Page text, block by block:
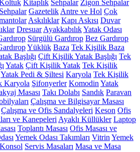
Kitaplık Sehpalar Zigon Sehpalar
Gazetelik Antre ve Hol Çok
Askılıklar Kapı Askısı Duvar
Dresuar AyakkabılıkYatak Odası
Sürgülü Gardırop Bez Gardırop
Yüklük Baza Tek Kişilik Baza
Başlığı Çift Kişilik Yatak Başlığı Tek
Yatak Çift Kişilik Yatak Tek Kişilik
Yatak Pedi & Şiltesi Karyola Tek Kişilik
Karyola Şifonyerler Komodin Yatak
Masası Takı Dolabı Sandık Paravan
Çalışma ve Bilgisayar Masası
Çalışma ve Ofis Sandalyeleri Keson Ofis
ve Kanepeleri Ayaklı Küllükler Laptop
Toplantı Masası Ofis Masası ve
Yemek Odası Takımları Vitrin Yemek
Konsol Servis Masaları Masa ve Masa